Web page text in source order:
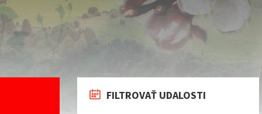
FILTROVAŤ UDALOSTI